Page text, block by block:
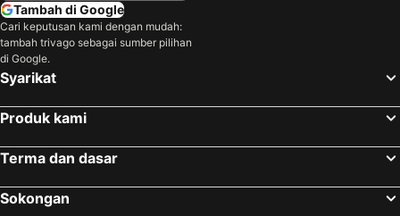
Tambah di Google
Cari keputusan kami dengan mudah:
tambah trivago sebagai sumber pilihan
di Google.
Syarikat
Produk kami
Terma dan dasar
Sokongan